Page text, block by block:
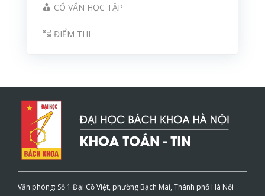
CỐ VẤN HỌC TẬP
ĐIỂM THI
Văn phòng: Số 1 Đại Cồ Việt, phường Bạch Mai, Thành phố Hà Nội